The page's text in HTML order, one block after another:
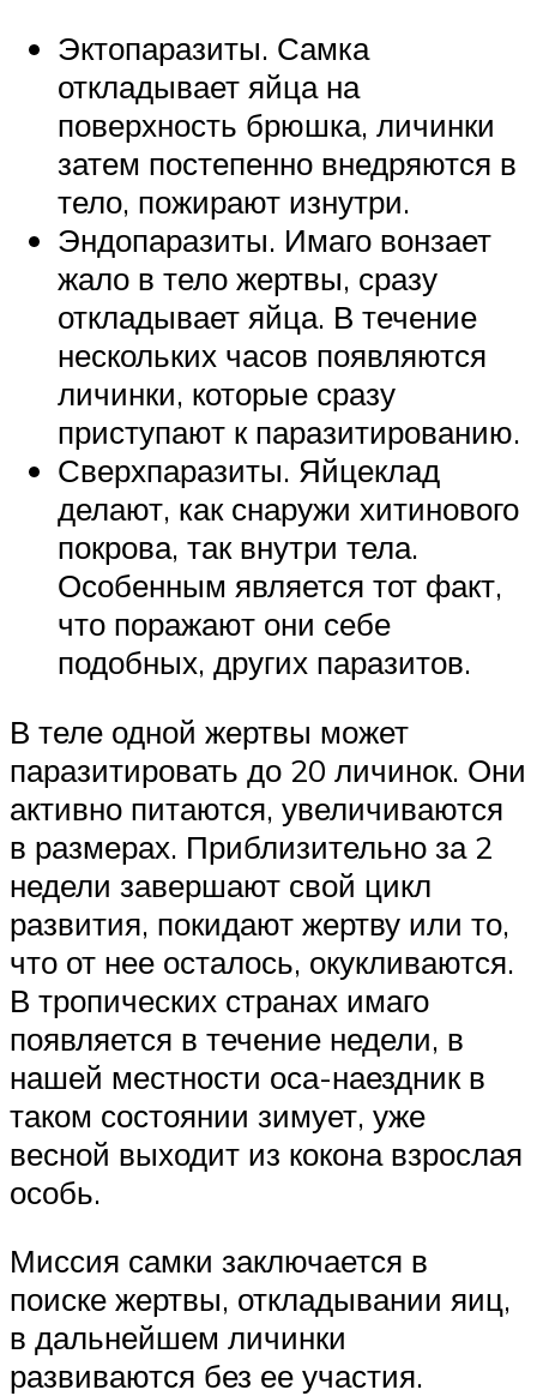
Эктопаразиты. Самка
откладывает яйца на
поверхность брюшка, личинки
затем постепенно внедряются в
тело, пожирают изнутри.
Эндопаразиты. Имаго вонзает
жало в тело жертвы, сразу
откладывает яйца. В течение
нескольких часов появляются
личинки, которые сразу
приступают к паразитированию.
Сверхпаразиты. Яйцеклад
делают, как снаружи хитинового
покрова, так внутри тела.
Особенным является тот факт,
что поражают они себе
подобных, других паразитов.
В теле одной жертвы может
паразитировать до 20 личинок. Они
активно питаются, увеличиваются
в размерах. Приблизительно за 2
недели завершают свой цикл
развития, покидают жертву или то,
что от нее осталось, окукливаются.
В тропических странах имаго
появляется в течение недели, в
нашей местности оса-наездник в
таком состоянии зимует, уже
весной выходит из кокона взрослая
особь.
Миссия самки заключается в
поиске жертвы, откладывании яиц,
в дальнейшем личинки
развиваются без ее участия.